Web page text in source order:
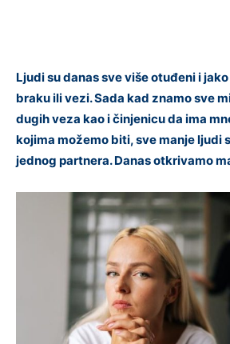
Ljudi su danas sve više otuđeni i
braku ili vezi. Sada kad znamo sve
dugih veza kao i činjenicu da ima
kojima možemo biti, sve manje ljudi
jednog partnera. Danas otkrivamo